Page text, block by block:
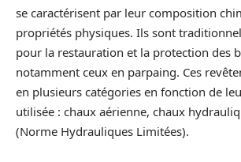
se caractérisent par leur composition
propriétés physiques. Ils sont
pour la restauration et la protection des
notamment ceux en parpaing. Ces
en plusieurs catégories en fonction de
utilisée : chaux aérienne, chaux
(Norme Hydrauliques Limitées).